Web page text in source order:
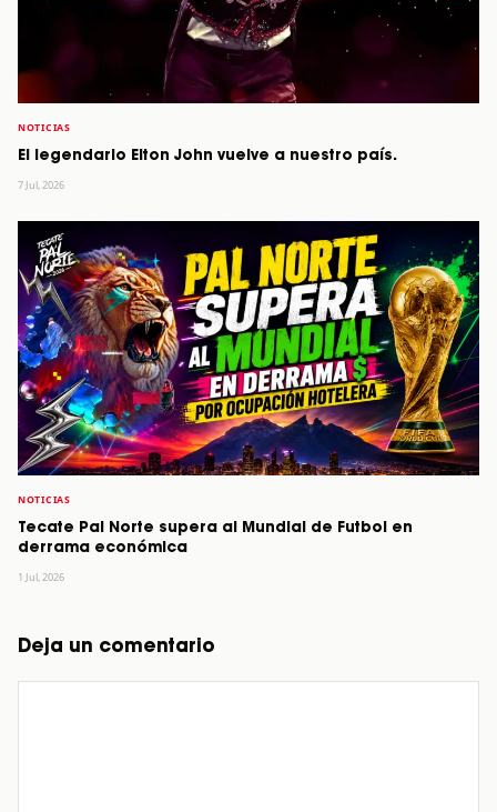
NOTICIAS
El legendario Elton John vuelve a nuestro país.
7 Jul, 2026
NOTICIAS
Tecate Pal Norte supera al Mundial de Futbol en
derrama económica
1 Jul, 2026
Deja un comentario
Comentario